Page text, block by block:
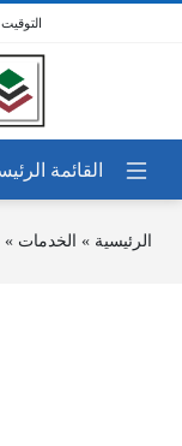
الرئيسية » الخدمات »